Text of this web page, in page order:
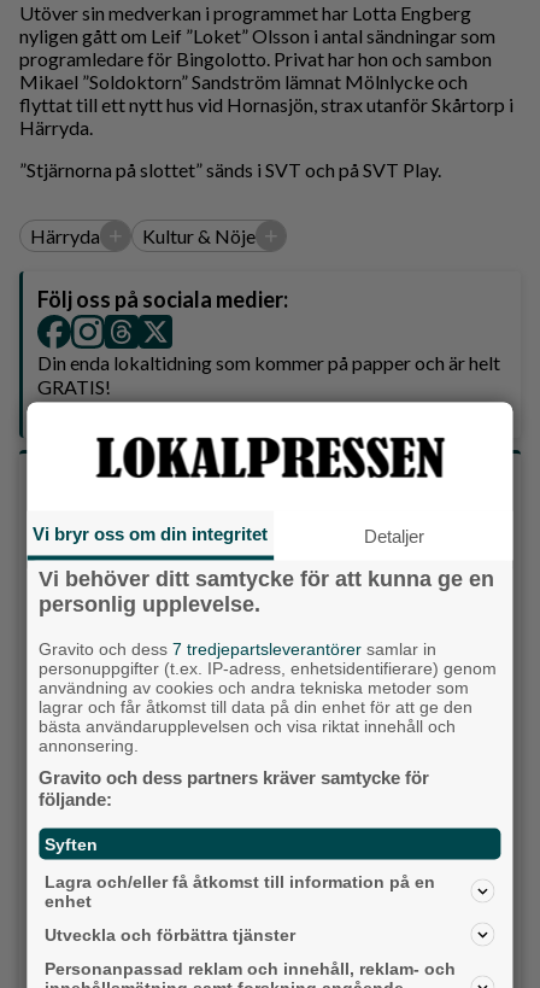
Utöver sin medverkan i programmet har Lotta Engberg
nyligen gått om Leif ”Loket” Olsson i antal sändningar som
programledare för Bingolotto. Privat har hon och sambon
Mikael ”Soldoktorn” Sandström lämnat Mölnlycke och
flyttat till ett nytt hus vid Hornasjön, strax utanför Skårtorp i
Härryda.
”Stjärnorna på slottet” sänds i SVT och på SVT Play.
Härryda + Kultur & Nöje +
Följ oss på sociala medier:
Din enda lokaltidning som kommer på papper och är helt
GRATIS!
Vilket parti skulle du rösta på om det var val
Socialdemokraterna
Vänsterpartiet
Sverigedemokraterna
Miljöpartiet
Kristdemokraterna
Centerpartiet
Liberalerna
Vet ej
Vi bryr oss om din integritet Detaljer
Vi behöver ditt samtycke för att kunna ge en
personlig upplevelse.
Gravito och dess7 tredjepartsleverantörer samlar in
personuppgifter (t.ex. IP-adress, enhetsidentifierare) genom
användning av cookies och andra tekniska metoder som
lagrar och får åtkomst till data på din enhet för att ge den
bästa användarupplevelsen och visa riktat innehåll och
annonsering.
Gravito och dess partners kräver samtycke för
följande:
Syften
Lagra och/eller få åtkomst till information på en
enhet
Utveckla och förbättra tjänster
Personanpassad reklam och innehåll, reklam- och